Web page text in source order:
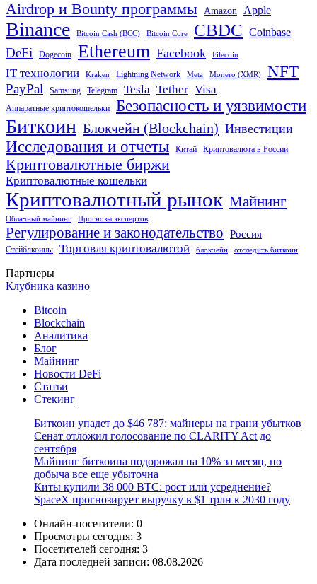
Airdrop и Bounty программы Amazon Apple
Binance Bitcoin Cash (BCC) Bitcoin Core CBDC Coinbase
DeFi Dogecoin Ethereum Facebook Filecoin
IT технологии Kraken Lightning Network Meta Monero (XMR) NFT
PayPal Samsung Telegram Tesla Tether Visa
Аппаратные криптокошельки Безопасность и уязвимости
Биткоин Блокчейн (Blockchain) Инвестиции
Исследования и отчеты Китай Криптовалюта в России
Криптовалютные биржи
Криптовалютные кошельки
Криптовалютный рынок Майнинг
Облачный майнинг Прогнозы экспертов
Регулирование и законодательство Россия
Стейблкоины Торговля криптовалютой блокчейн отследить биткоин
Партнеры
Клубника казино
Bitcoin
Blockchain
Аналитика
Блог
Майнинг
Новости DeFi
Статьи
Стекинг
Биткоин упадет до $46 787: майнеры на грани убытков
Сенат отложил голосование по CLARITY Act до
сентября
Майнинг биткоина подорожал на 10% за месяц, но
добыча все еще убыточна
Киты купили 38 000 BTC: рост или усреднение?
SpaceX прогнозирует выручку в $1 трлн к 2030 году
Онлайн-посетители: 0
Просмотры сегодня: 3
Посетителей сегодня: 3
Дата последней записи: 08.08.2026